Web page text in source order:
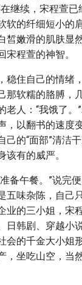
继续，宋程萱
软的纤细短小的
皙嫩滑的肌肤显
宋程萱的神智。
稳住自己的情绪
那软糯的胳膊，
老人：“我饿了。
，以翻书的速度
己的“面部”清洁
该有的威严。
备午餐。”说完
五味杂陈，自己
业的三小姐，宋
日韩剧、穿越小
会的千金大小姐
，坐吃山空，当